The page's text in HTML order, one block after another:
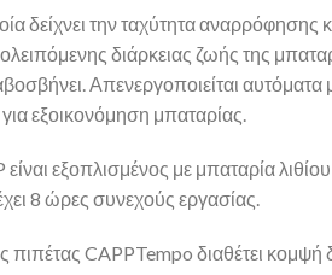
δείχνει την ταχύτητα αναρρόφησης
διάρκειας ζωής της
Απενεργοποιείται
εξοικονόμηση μπαταρίας.
εξοπλισμένος με μπαταρία
8 ώρες συνεχούς εργασίας.
πιπέτας CAPPTempo διαθέτει κομψή